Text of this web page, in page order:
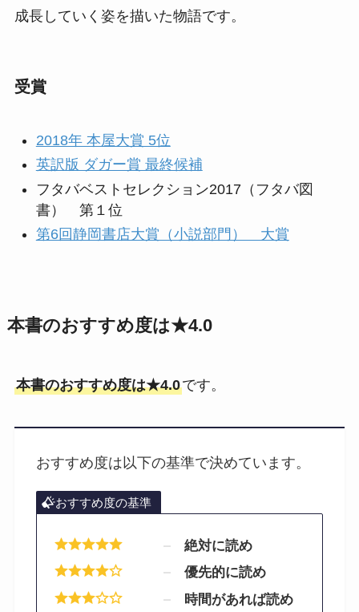
成長していく姿を描いた物語です。
受賞
2018年 本屋大賞 5位
英訳版 ダガー賞 最終候補
フタバベストセレクション2017（フタバ図
書） 第１位
第6回静岡書店大賞（小説部門） 大賞
本書のおすすめ度は★4.0
本書のおすすめ度は★4.0です。
おすすめ度は以下の基準で決めています。
おすすめ度の基準
絶対に読め
優先的に読め
時間があれば読め